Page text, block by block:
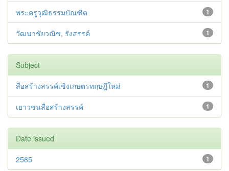
1
พระครูวุฒิธรรมบัณฑิต
1
วัฒนาชัยวณิช, รังสรรค์
Subject
1
สื่อสร้างสรรค์เชิงเกษตรทฤษฎีใหม่
1
เยาวชนสื่อสร้างสรรค์
Date issued
1
2565